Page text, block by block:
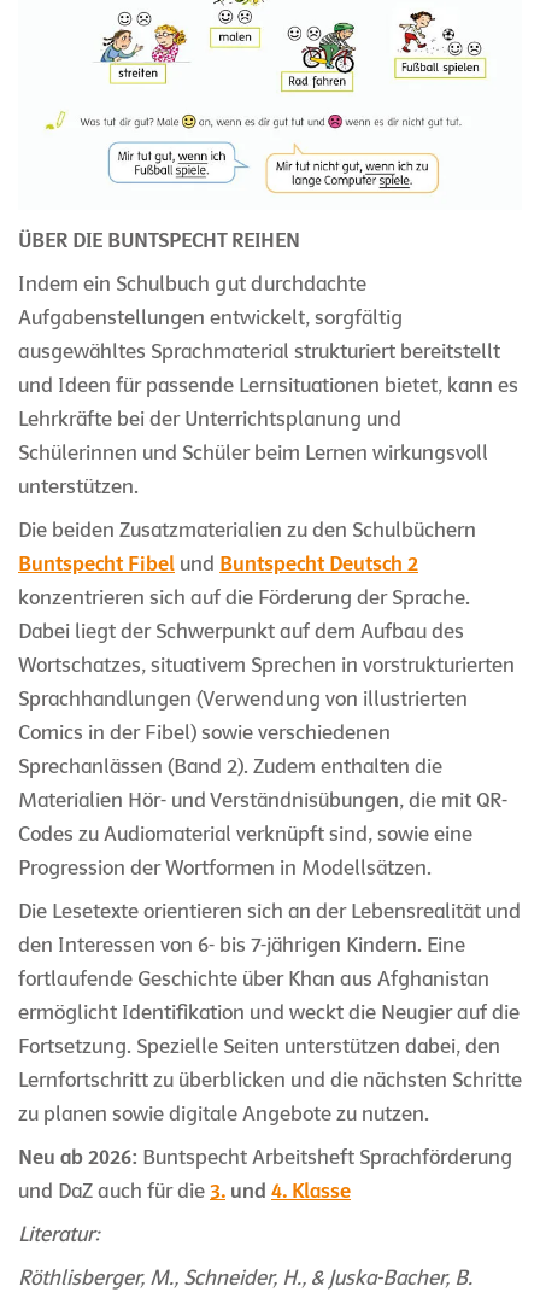
ÜBER DIE BUNTSPECHT REIHEN
Indem ein Schulbuch gut durchdachte
Aufgabenstellungen entwickelt, sorgfältig
ausgewähltes Sprachmaterial strukturiert bereitstellt
und Ideen für passende Lernsituationen bietet, kann es
Lehrkräfte bei der Unterrichtsplanung und
Schülerinnen und Schüler beim Lernen wirkungsvoll
unterstützen.
Die beiden Zusatzmaterialien zu den Schulbüchern
Buntspecht Fibel und Buntspecht Deutsch 2
konzentrieren sich auf die Förderung der Sprache.
Dabei liegt der Schwerpunkt auf dem Aufbau des
Wortschatzes, situativem Sprechen in vorstrukturierten
Sprachhandlungen (Verwendung von illustrierten
Comics in der Fibel) sowie verschiedenen
Sprechanlässen (Band 2). Zudem enthalten die
Materialien Hör- und Verständnisübungen, die mit QR-
Codes zu Audiomaterial verknüpft sind, sowie eine
Progression der Wortformen in Modellsätzen.
Die Lesetexte orientieren sich an der Lebensrealität und
den Interessen von 6- bis 7-jährigen Kindern. Eine
fortlaufende Geschichte über Khan aus Afghanistan
ermöglicht Identifikation und weckt die Neugier auf die
Fortsetzung. Spezielle Seiten unterstützen dabei, den
Lernfortschritt zu überblicken und die nächsten Schritte
zu planen sowie digitale Angebote zu nutzen.
Neu ab 2026: Buntspecht Arbeitsheft Sprachförderung
und DaZ auch für die3. und 4. Klasse
Literatur:
Röthlisberger, M., Schneider, H., & Juska-Bacher, B.